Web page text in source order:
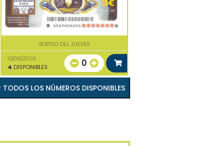
SORTEO DEL JUEVES
13/08/2026
4 DISPONIBLES 0
VER TODOS LOS NÚMEROS DISPONIBLES